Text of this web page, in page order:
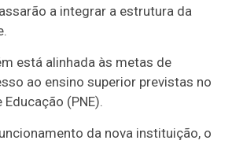
a integrar a estrutura da
está alinhada às metas de
ao ensino superior previstas no
(PNE).
da nova instituição, o